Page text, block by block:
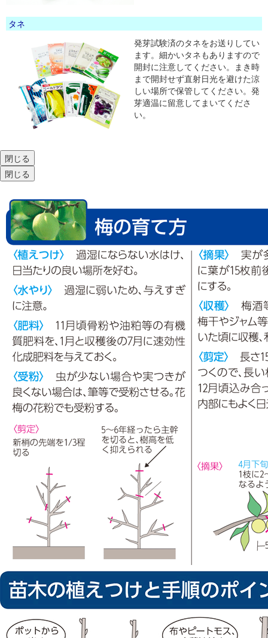
タネ
発芽試験済のタネをお送りしてい
ます。細かいタネもありますので
開封に注意してください。まき時
まで開封せず直射日光を避けた涼
しい場所で保管してください。発
芽適温に留意してまいてくださ
い。
閉じる
閉じる